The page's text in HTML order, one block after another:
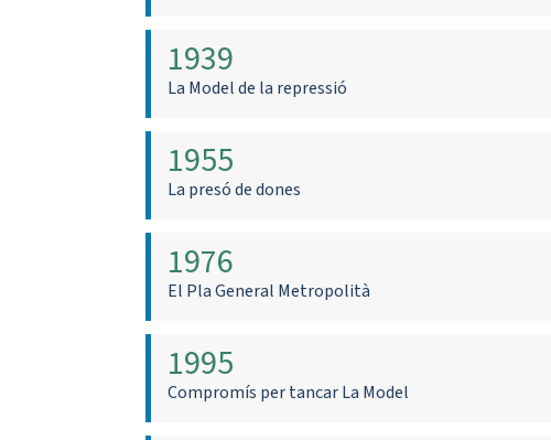
1939
La Model de la repressió
1955
La presó de dones
1976
El Pla General Metropolità
1995
Compromís per tancar La Model